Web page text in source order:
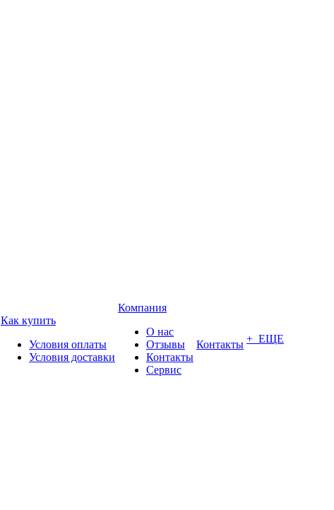
Как купить
Условия оплаты
Условия доставки
Компания
О нас
Отзывы
Контакты
Сервис
Контакты + ЕЩЕ